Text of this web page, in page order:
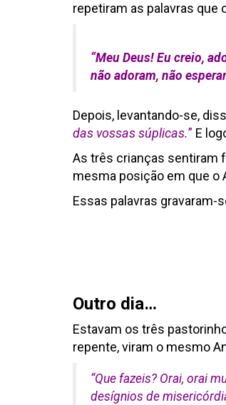
repetiram as palavras que
“Meu Deus! Eu creio,
não adoram, não
Depois, levantando-se,
das vossas súplicas.” E
As três crianças sentiram
mesma posição em que o
Essas palavras gravaram-
Outro dia…
Estavam os três
repente, viram o mesmo
“Que fazeis? Orai, orai
desígnios de